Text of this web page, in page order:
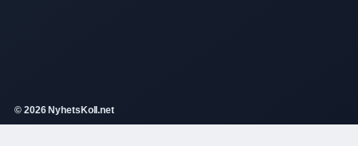
© 2026 NyhetsKoll.net